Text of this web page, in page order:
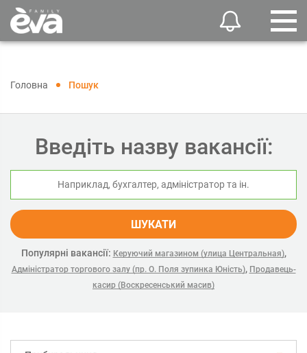
Головна Пошук
Введіть назву вакансії:
ШУКАТИ
Популярні вакансії: Керуючий магазином (улица Центральная),
Адміністратор торгового залу (пр. О. Поля зупинка Юність), Продавець-
касир (Воскресенський масив)